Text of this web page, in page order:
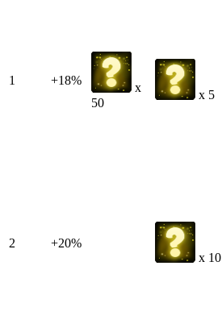
1 +18%
x
50
x 5
2
+20%
x 10